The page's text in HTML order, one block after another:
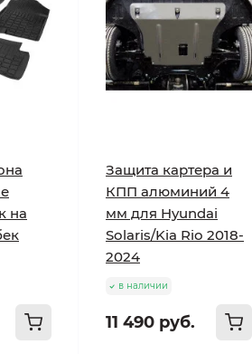
на
Защита картера и
КПП алюминий 4
мм для Hyundai
Solaris/Kia Rio 2018-
2024
в наличии
11 490 руб.